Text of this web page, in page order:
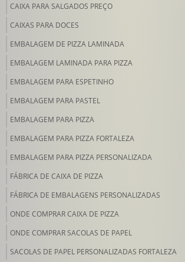
CAIXA PARA SALGADOS PREÇO
CAIXAS PARA DOCES
EMBALAGEM DE PIZZA LAMINADA
EMBALAGEM LAMINADA PARA PIZZA
EMBALAGEM PARA ESPETINHO
EMBALAGEM PARA PASTEL
EMBALAGEM PARA PIZZA
EMBALAGEM PARA PIZZA FORTALEZA
EMBALAGEM PARA PIZZA PERSONALIZADA
FÁBRICA DE CAIXA DE PIZZA
FÁBRICA DE EMBALAGENS PERSONALIZADAS
ONDE COMPRAR CAIXA DE PIZZA
ONDE COMPRAR SACOLAS DE PAPEL
SACOLAS DE PAPEL PERSONALIZADAS FORTALEZA